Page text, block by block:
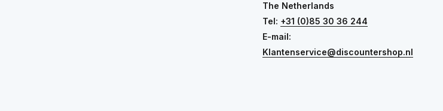
The Netherlands
Tel: +31 (0)85 30 36 244
E-mail:
Klantenservice@discountershop.nl